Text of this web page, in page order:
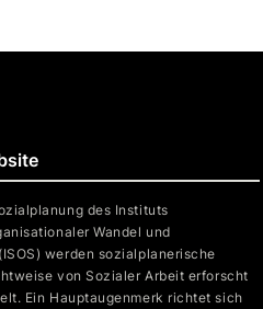
des Instituts
Wandel und
werden sozialplanerische
von Sozialer Arbeit erforscht
Ein Hauptaugenmerk richtet sich